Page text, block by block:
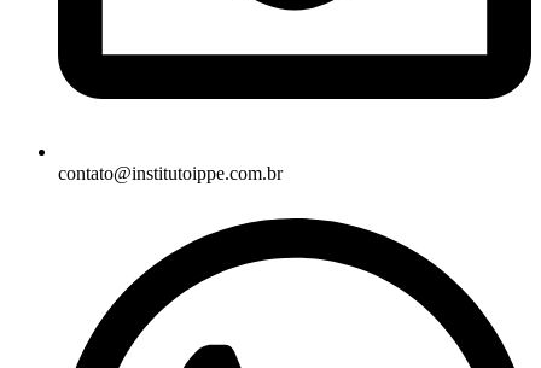
contato@institutoippe.com.br